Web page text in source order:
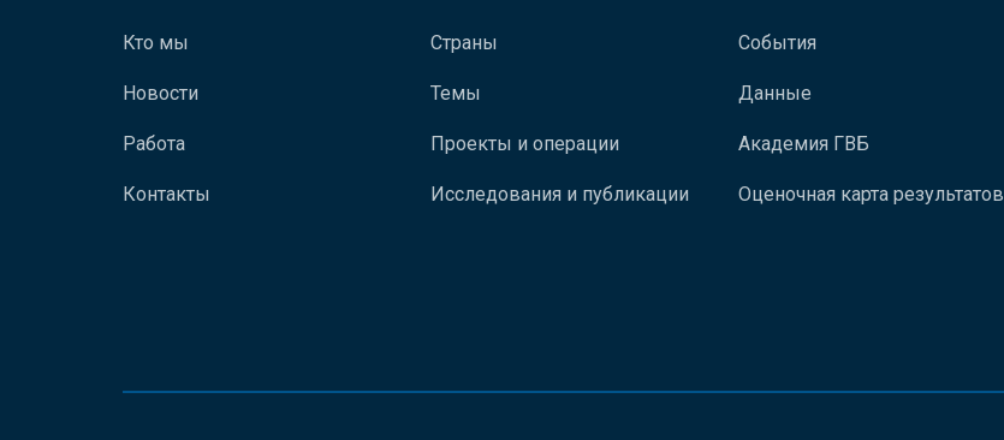
Кто мы
Новости
Работа
Контакты
Страны
Темы
Проекты и операции
Исследования и публикации
События
Данные
Академия ГВБ
Оценочная карта результатов